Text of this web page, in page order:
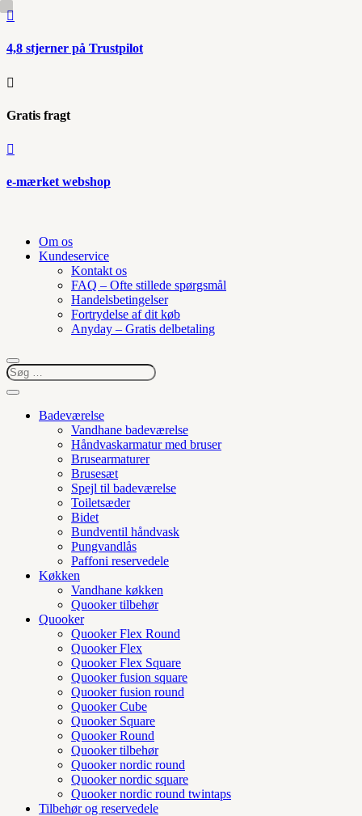

4,8 stjerner på Trustpilot

Gratis fragt

e-mærket webshop
Om os
Kundeservice
Kontakt os
FAQ – Ofte stillede spørgsmål
Handelsbetingelser
Fortrydelse af dit køb
Anyday – Gratis delbetaling
Badeværelse
Vandhane badeværelse
Håndvaskarmatur med bruser
Brusearmaturer
Brusesæt
Spejl til badeværelse
Toiletsæder
Bidet
Bundventil håndvask
Pungvandlås
Paffoni reservedele
Køkken
Vandhane køkken
Quooker tilbehør
Quooker
Quooker Flex Round
Quooker Flex
Quooker Flex Square
Quooker fusion square
Quooker fusion round
Quooker Cube
Quooker Square
Quooker Round
Quooker tilbehør
Quooker nordic round
Quooker nordic square
Quooker nordic round twintaps
Tilbehør og reservedele